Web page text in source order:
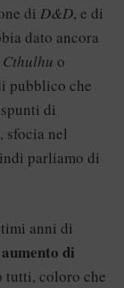
di D&D, e di
dato ancora
o
pubblico che
di
sfocia nel
parliamo di
anni di
di
tutti, coloro che